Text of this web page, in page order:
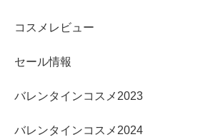
コスメレビュー
セール情報
バレンタインコスメ2023
バレンタインコスメ2024